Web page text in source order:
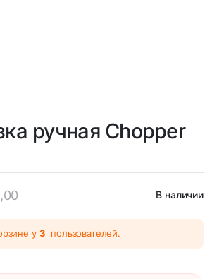
ручная Chopper
В наличии
у 3 пользователей.